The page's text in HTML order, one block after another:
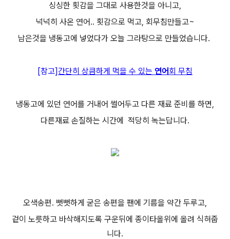
싱싱한 횟감을 그대로 사용한것을 아니고,
넉넉히 사온 연어.. 횟감으로 먹고, 회무침만들고~
남은것을 냉동고에 넣었다가 오늘 그라탕으로 만들었습니다.
[참고]간단히 상큼하게 먹을 수 있는 연어 회 무침
냉동고에 있던 연어를 거내어 썰어두고 다른 재료 준비를 하면,
다른재료 손질하는 시간에 적당히 녹는답니다.
오색송편. 뻣뻣하게 굳은 송편을 팬에 기름을 약간 두루고,
겉이 노릇하고 바삭해지도록 구운뒤에 종이타올위에 올려 식혀줍
니다.